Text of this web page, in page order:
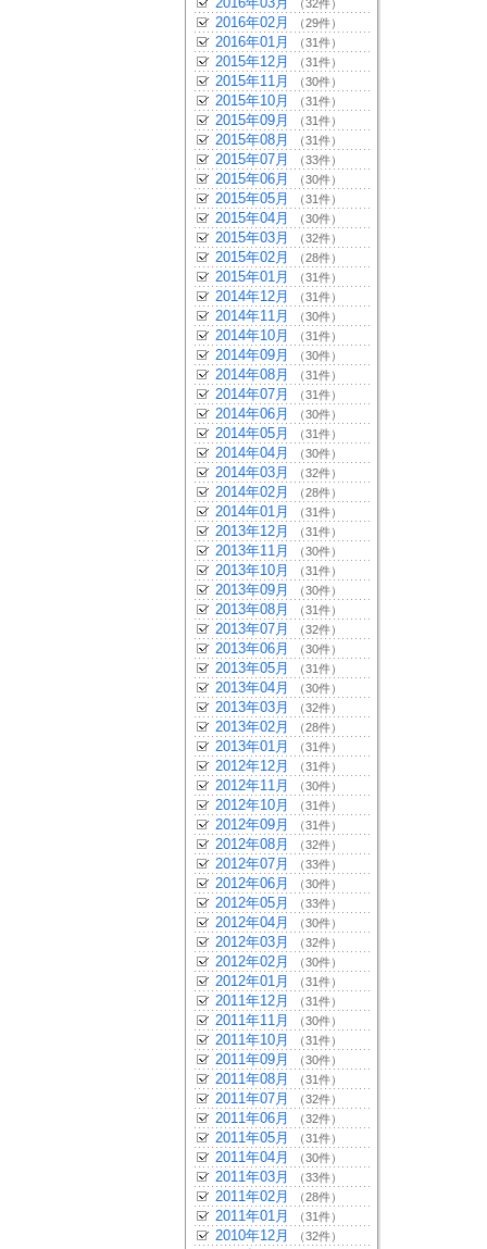
（32件）
2016年02月 （29件）
2016年01月 （31件）
2015年12月 （31件）
2015年11月 （30件）
2015年10月 （31件）
2015年09月 （31件）
2015年08月 （31件）
2015年07月 （33件）
2015年06月 （30件）
2015年05月 （31件）
2015年04月 （30件）
2015年03月 （32件）
2015年02月 （28件）
2015年01月 （31件）
2014年12月 （31件）
2014年11月 （30件）
2014年10月 （31件）
2014年09月 （30件）
2014年08月 （31件）
2014年07月 （31件）
2014年06月 （30件）
2014年05月 （31件）
2014年04月 （30件）
2014年03月 （32件）
2014年02月 （28件）
2014年01月 （31件）
2013年12月 （31件）
2013年11月 （30件）
2013年10月 （31件）
2013年09月 （30件）
2013年08月 （31件）
2013年07月 （32件）
2013年06月 （30件）
2013年05月 （31件）
2013年04月 （30件）
2013年03月 （32件）
2013年02月 （28件）
2013年01月 （31件）
2012年12月 （31件）
2012年11月 （30件）
2012年10月 （31件）
2012年09月 （31件）
2012年08月 （32件）
2012年07月 （33件）
2012年06月 （30件）
2012年05月 （33件）
2012年04月 （30件）
2012年03月 （32件）
2012年02月 （30件）
2012年01月 （31件）
2011年12月 （31件）
2011年11月 （30件）
2011年10月 （31件）
2011年09月 （30件）
2011年08月 （31件）
2011年07月 （32件）
2011年06月 （32件）
2011年05月 （31件）
2011年04月 （30件）
2011年03月 （33件）
2011年02月 （28件）
2011年01月 （31件）
2010年12月 （32件）